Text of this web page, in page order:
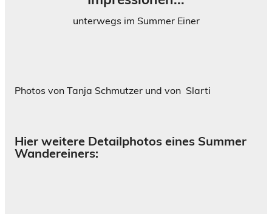
unterwegs im Summer Einer
Photos von Tanja Schmutzer und von Slarti
Hier weitere Detailphotos eines Summer
Wandereiners: